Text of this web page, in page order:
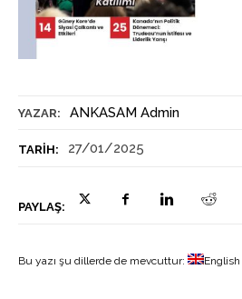
YAZAR: ANKASAM Admin
TARIH: 27/01/2025
PAYLAŞ:
Bu yazı şu dillerde de mevcuttur: English